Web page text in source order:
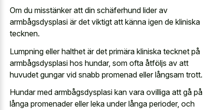
Om du misstänker att din schäferhund lider av
armbågsdysplasi är det viktigt att känna igen de kliniska
tecknen.
Lumpning eller halthet är det primära kliniska tecknet på
armbågsdysplasi hos hundar, som ofta åtföljs av att
huvudet gungar vid snabb promenad eller långsam trott.
Hundar med armbågsdysplasi kan vara ovilliga att gå på
långa promenader eller leka under långa perioder, och